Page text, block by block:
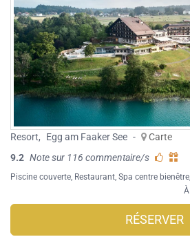
Resort, Egg am Faaker See -
Carte
9.2 Note sur 116 commentaire/s
Piscine couverte, Restaurant, Spa centre bienêtre
RÉSERVER